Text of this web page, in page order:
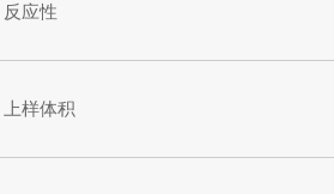
反应性
上样体积